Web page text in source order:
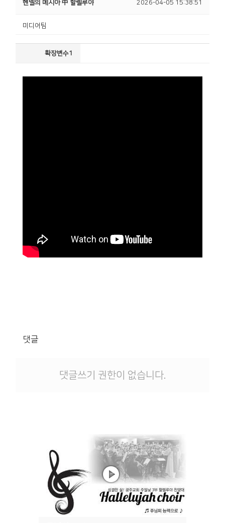
헨델의 메시아 中 할렐루야 2026-04-05 15:38:51
미디어팀
확장변수1
댓글
댓글쓰기 권한이 없습니다.